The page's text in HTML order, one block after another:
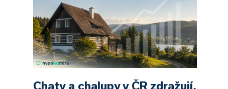
Chaty a chalupy v ČR zdražují,